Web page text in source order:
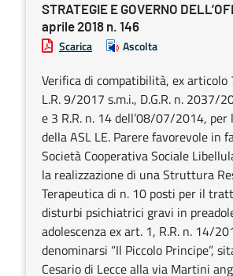
STRATEGIE E GOVERNO
aprile 2018 n. 146
Scarica Ascolta
Verifica di compatibilità, ex articolo
L.R. 9/2017 s.m.i., D.G.R. n. 2037/
e 3 R.R. n. 14 dell’08/07/2014, per
della ASL LE. Parere favorevole in
Società Cooperativa Sociale
la realizzazione di una Struttura
Terapeutica di n. 10 posti per il
disturbi psichiatrici gravi in
adolescenza ex art. 1, R.R. n. 14/
denominarsi “Il Piccolo Principe”,
Cesario di Lecce alla via Martini